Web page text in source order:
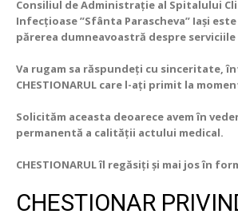
Consiliul de Administrație al Spitalului
Infecțioase ”Sfânta Parascheva” Iași
părerea dumneavoastră despre
Va rugam sa răspundeți cu sinceritate,
CHESTIONARULcare l-ați primit la
Solicităm aceasta deoarece avem în
permanentă a calității actului medical.
CHESTIONARUL îl regăsiți și mai jos în